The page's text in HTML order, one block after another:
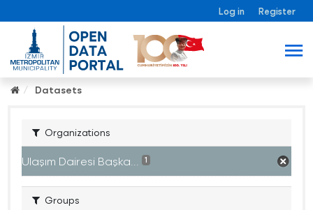
Log in Register
Datasets
Organizations
Ulaşım Dairesi Başka... 1
Groups